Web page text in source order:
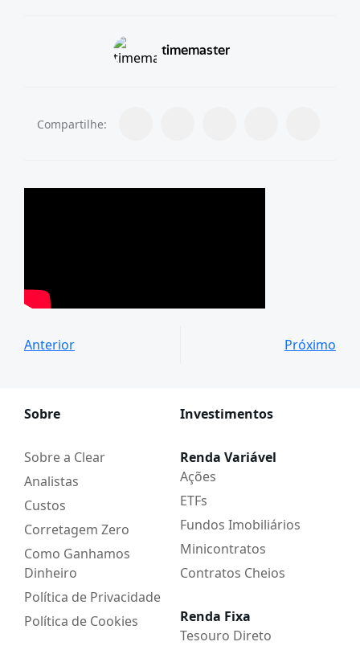
timemaster
Compartilhe:
Anterior Próximo
Sobre
Sobre a Clear
Analistas
Custos
Corretagem Zero
Como Ganhamos
Dinheiro
Política de Privacidade
Política de Cookies
Investimentos
Renda Variável
Ações
ETFs
Fundos Imobiliários
Minicontratos
Contratos Cheios
Renda Fixa
Tesouro Direto